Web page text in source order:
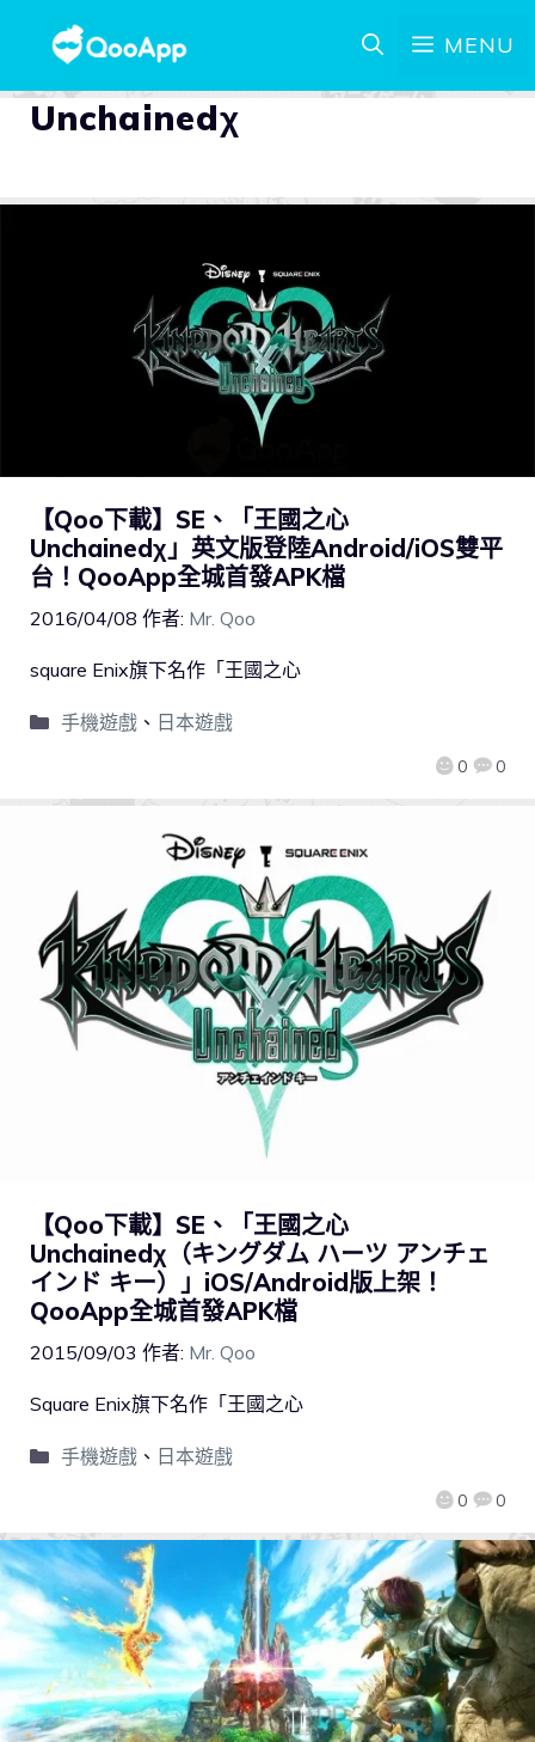
MENU
Unchainedχ
【Qoo下載】SE、「王國之心
Unchainedχ」英文版登陸Android/iOS雙平
台！QooApp全城首發APK檔
2016/04/08 作者: Mr. Qoo
0 0
square Enix旗下名作「王國之心
手機遊戲、 日本遊戲
【Qoo下載】SE、「王國之心
Unchainedχ（キングダム ハーツ アンチェ
インド キー）」iOS/Android版上架！
QooApp全城首發APK檔
2015/09/03 作者: Mr. Qoo
0 0
Square Enix旗下名作「王國之心
手機遊戲、 日本遊戲